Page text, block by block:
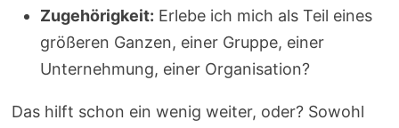
Zugehörigkeit: Erlebe ich mich als Teil eines
größeren Ganzen, einer Gruppe, einer
Unternehmung, einer Organisation?
Das hilft schon ein wenig weiter, oder? Sowohl